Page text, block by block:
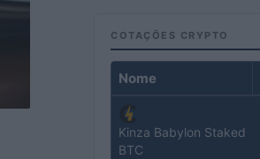
COTAÇÕES CRYPTO
Nome
Kinza Babylon Staked
BTC